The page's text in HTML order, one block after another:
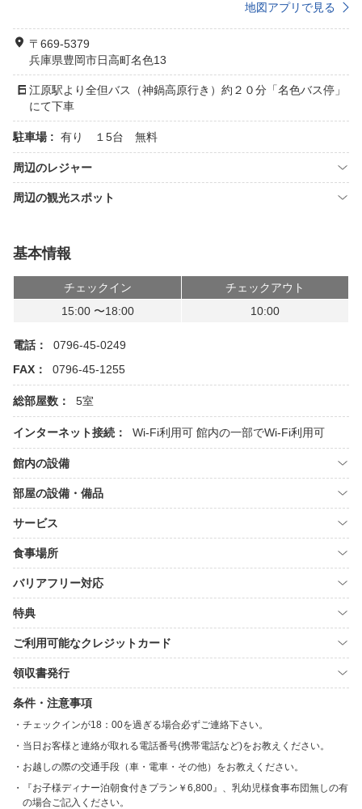
地図アプリで見る
〒669-5379
兵庫県豊岡市日高町名色13
江原駅より全但バス（神鍋高原行き）約２０分「名色バス停」
にて下車
駐車場 : 有り １5台 無料
周辺のレジャー
周辺の観光スポット
基本情報
チェックイン
チェックアウト
15:00 〜18:00
10:00
電話：
0796-45-0249
FAX：
0796-45-1255
総部屋数： 5室
インターネット接続： Wi-Fi利用可 館内の一部でWi-Fi利用可
館内の設備
部屋の設備・備品
サービス
食事場所
バリアフリー対応
特典
ご利用可能なクレジットカード
領収書発行
条件・注意事項
チェックインが18：00を過ぎる場合必ずご連絡下さい。
当日お客様と連絡が取れる電話番号(携帯電話など)をお教えください。
お越しの際の交通手段（車・電車・その他）をお教えください。
『お子様ディナー泊朝食付きプラン￥6,800』、乳幼児様食事布団無しの有
の場合ご記入ください。